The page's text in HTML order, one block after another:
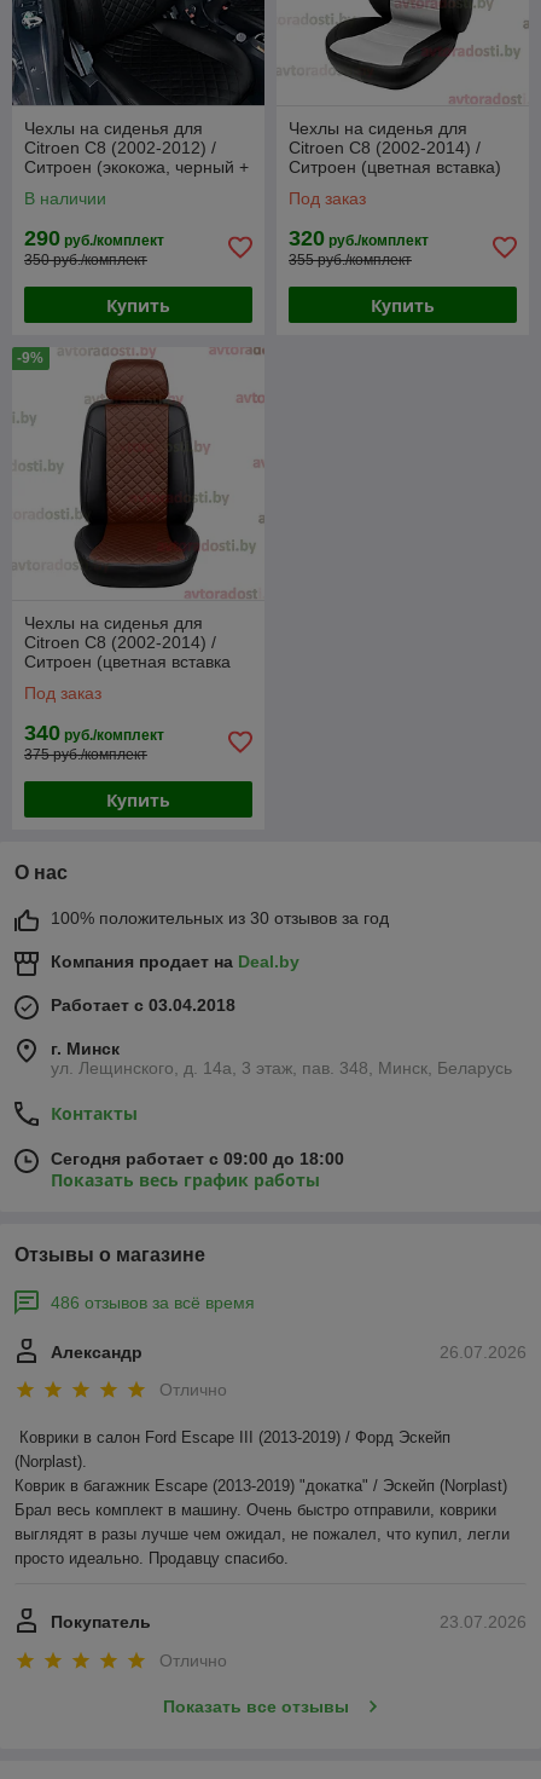
Чехлы на сиденья для
Citroen C8 (2002-2012) /
Ситроен (экокожа, черный +
В наличии
290 руб./комплект
350 руб./комплект
Купить
Чехлы на сиденья для
Citroen C8 (2002-2014) /
Ситроен (цветная вставка)
Под заказ
320 руб./комплект
355 руб./комплект
Купить
-9%
Чехлы на сиденья для
Citroen C8 (2002-2014) /
Ситроен (цветная вставка
Под заказ
340 руб./комплект
375 руб./комплект
Купить
О нас
100% положительных из 30 отзывов за год
Компания продает на Deal.by
Работает с 03.04.2018
г. Минск
ул. Лещинского, д. 14а, 3 этаж, пав. 348, Минск, Беларусь
Контакты
Сегодня работает с 09:00 до 18:00
Показать весь график работы
Отзывы о магазине
486 отзывов за всё время
26.07.2026
Александр
Отлично
Коврики в салон Ford Escape III (2013-2019) / Форд Эскейп
(Norplast).
Коврик в багажник Escape (2013-2019) "докатка" / Эскейп (Norplast)
Брал весь комплект в машину. Очень быстро отправили, коврики
выглядят в разы лучше чем ожидал, не пожалел, что купил, легли
просто идеально. Продавцу спасибо.
23.07.2026
Покупатель
Отлично
Показать все отзывы